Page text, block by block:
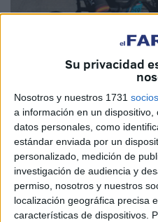
Su privacidad
Nosotros y nuestros 1731 socios
a información en un
datos personales, como
estándar enviada por un
personalizado, medición de
investigación de audiencia y
permiso, nosotros y nuestros
localización geográfica precisa
características de dispositivos.
Imágenes cedidas
Este fin de semana se ha
en Bélgica en el que dos
realizaron una gran
grandes ciclistasdel
disciplina.